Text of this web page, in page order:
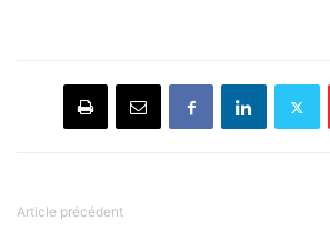
Article précédent